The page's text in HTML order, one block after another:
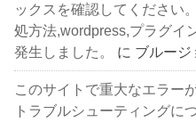
ックスを確認してください
処方法,wordpress,プラグイ
発生しました。
に ブルージ
このサイトで重大なエラー
トラブルシューティングに